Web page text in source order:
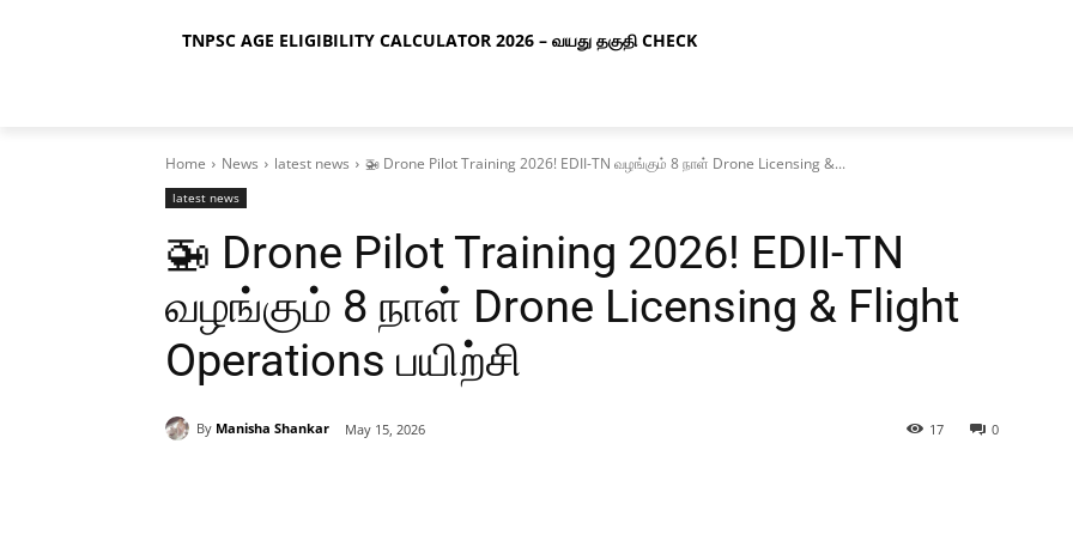
TNPSC AGE ELIGIBILITY CALCULATOR 2026 – வயது தகுதி CHECK
Home News latest news 🚁 Drone Pilot Training 2026! EDII-TN வழங்கும் 8 நாள் Drone Licensing &...
latest news
🚁 Drone Pilot Training 2026! EDII-TN
வழங்கும் 8 நாள் Drone Licensing & Flight
Operations பயிற்சி
By Manisha Shankar May 15, 2026 0
17